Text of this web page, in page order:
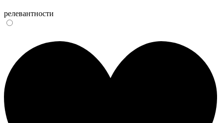
релевантности